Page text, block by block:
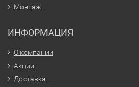
Монтаж
ИНФОРМАЦИЯ
О компании
Акции
Доставка